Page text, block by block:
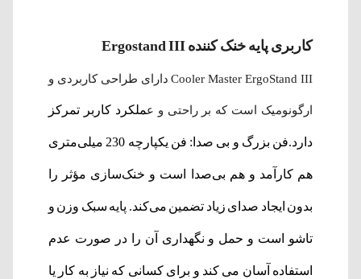
کاربری پایه خنک کننده Ergostand III
Cooler Master ErgoStand III دارای طراحی کاربردی و
ارگونومیک است که بر راحتی و عملکرد کاربر تمرکز
دارد.فن بزرگ و بی صدا: فن یکپارچه 230 میلی‌متری
هم کارآمد و هم بی‌صدا است و خنک‌سازی مؤثر را
بدون ایجاد صدای زیاد تضمین می‌کند. پایه سبک وزن و
تاشو است و حمل و نگهداری آن را در صورت عدم
استفاده آسان می کند و برای کسانی که نیاز به کار یا